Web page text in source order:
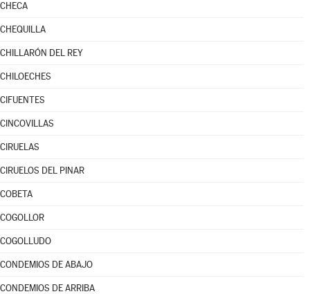
CHECA
CHEQUILLA
CHILLARÓN DEL REY
CHILOECHES
CIFUENTES
CINCOVILLAS
CIRUELAS
CIRUELOS DEL PINAR
COBETA
COGOLLOR
COGOLLUDO
CONDEMIOS DE ABAJO
CONDEMIOS DE ARRIBA